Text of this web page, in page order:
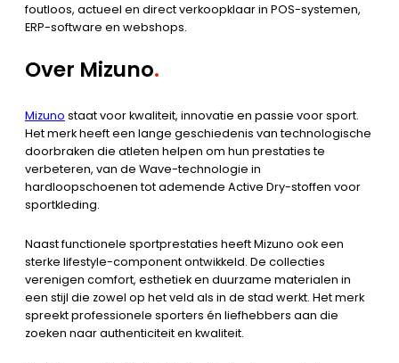
foutloos, actueel en direct verkoopklaar in POS-systemen,
ERP-software en webshops.
Over Mizuno.
Mizuno staat voor kwaliteit, innovatie en passie voor sport.
Het merk heeft een lange geschiedenis van technologische
doorbraken die atleten helpen om hun prestaties te
verbeteren, van de Wave-technologie in
hardloopschoenen tot ademende Active Dry-stoffen voor
sportkleding.
Naast functionele sportprestaties heeft Mizuno ook een
sterke lifestyle-component ontwikkeld. De collecties
verenigen comfort, esthetiek en duurzame materialen in
een stijl die zowel op het veld als in de stad werkt. Het merk
spreekt professionele sporters én liefhebbers aan die
zoeken naar authenticiteit en kwaliteit.